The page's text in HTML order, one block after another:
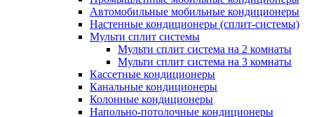
Автомобильные мобильные кондиционеры
Настенные кондиционеры (сплит-системы)
Мульти сплит системы
Мульти сплит система на 2 комнаты
Мульти сплит система на 3 комнаты
Кассетные кондиционеры
Канальные кондиционеры
Колонные кондиционеры
Напольно-потолочные кондиционеры